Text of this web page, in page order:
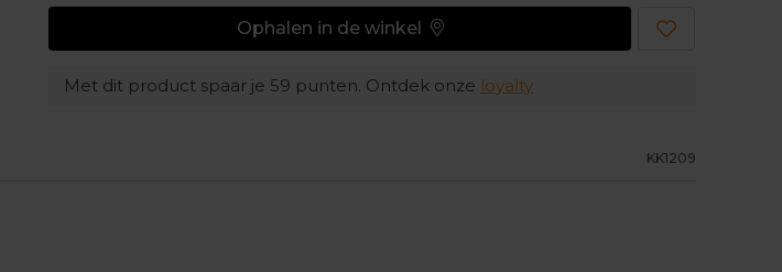
Ophalen in de winkel
Met dit product spaar je 59 punten. Ontdek onze loyalty
KK1209